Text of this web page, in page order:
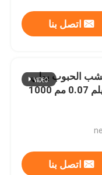
اتصل بنا
الحبوب بولي
كلوريد الفينيل فيلم 0.07 مم 1000
اتصل بنا